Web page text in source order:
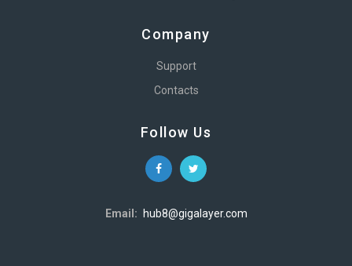
Company
Support
Contacts
Follow Us
Email: hub8@gigalayer.com